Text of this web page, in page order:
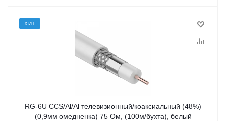
ХИТ
RG-6U CCS/Al/Al телевизионный/коаксиальный (48%)
(0,9мм омедненка) 75 Ом, (100м/бухта), белый